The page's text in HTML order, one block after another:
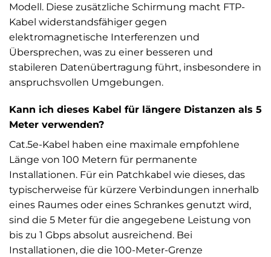
Modell. Diese zusätzliche Schirmung macht FTP-
Kabel widerstandsfähiger gegen
elektromagnetische Interferenzen und
Übersprechen, was zu einer besseren und
stabileren Datenübertragung führt, insbesondere in
anspruchsvollen Umgebungen.
Kann ich dieses Kabel für längere Distanzen als 5
Meter verwenden?
Cat.5e-Kabel haben eine maximale empfohlene
Länge von 100 Metern für permanente
Installationen. Für ein Patchkabel wie dieses, das
typischerweise für kürzere Verbindungen innerhalb
eines Raumes oder eines Schrankes genutzt wird,
sind die 5 Meter für die angegebene Leistung von
bis zu 1 Gbps absolut ausreichend. Bei
Installationen, die die 100-Meter-Grenze